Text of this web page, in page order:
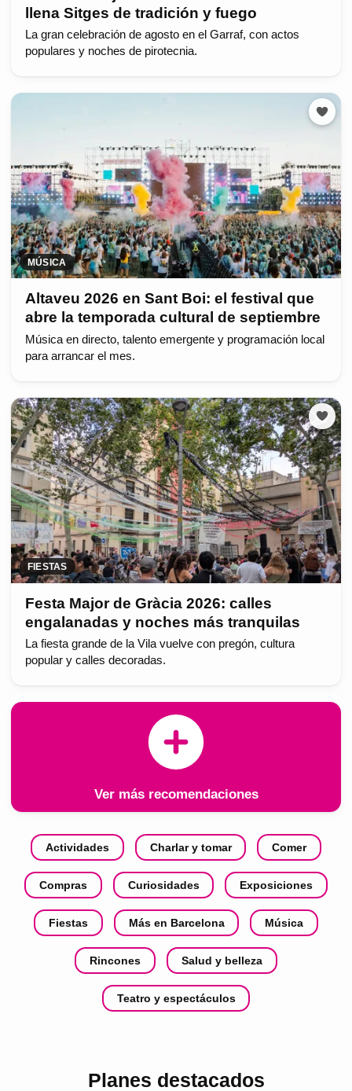
llena Sitges de tradición y fuego
La gran celebración de agosto en el Garraf, con actos
populares y noches de pirotecnia.
MÚSICA
Altaveu 2026 en Sant Boi: el festival que
abre la temporada cultural de septiembre
Música en directo, talento emergente y programación local
para arrancar el mes.
FIESTAS
Festa Major de Gràcia 2026: calles
engalanadas y noches más tranquilas
La fiesta grande de la Vila vuelve con pregón, cultura
popular y calles decoradas.
Ver más recomendaciones
Actividades Charlar y tomar Comer
Compras Curiosidades Exposiciones
Fiestas Más en Barcelona Música
Rincones Salud y belleza
Teatro y espectáculos
Planes destacados